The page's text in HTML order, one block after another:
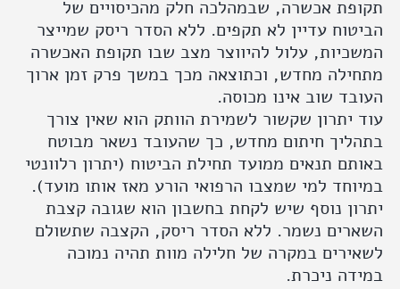
תקופת אכשרה, שבמהלכה חלק מהכיסויים של
הביטוח עדיין לא תקפים. ללא הסדר ריסק שמייצר
המשכיות, עלול להיווצר מצב שבו תקופת האכשרה
מתחילה מחדש, וכתוצאה מכך במשך פרק זמן ארוך
העובד שוב אינו מכוסה.
עוד יתרון שקשור לשמירת הוותק הוא שאין צורך
בתהליך חיתום מחדש, כך שהעובד נשאר מבוטח
באותם תנאים ממועד תחילת הביטוח (יתרון רלוונטי
במיוחד למי שמצבו הרפואי הורע מאז אותו מועד).
יתרון נוסף שיש לקחת בחשבון הוא שגובה קצבת
השארים נשמר. ללא הסדר ריסק, הקצבה שתשולם
לשאירים במקרה של חלילה מוות תהיה נמוכה
במידה ניכרת.